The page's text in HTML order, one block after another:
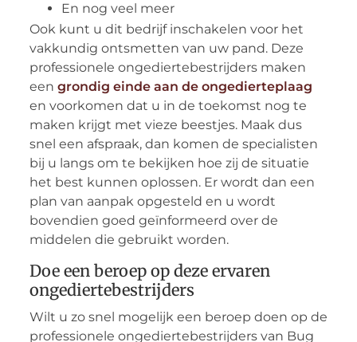
En nog veel meer
Ook kunt u dit bedrijf inschakelen voor het
vakkundig ontsmetten van uw pand. Deze
professionele ongediertebestrijders maken
een grondig einde aan de ongedierteplaag
en voorkomen dat u in de toekomst nog te
maken krijgt met vieze beestjes. Maak dus
snel een afspraak, dan komen de specialisten
bij u langs om te bekijken hoe zij de situatie
het best kunnen oplossen. Er wordt dan een
plan van aanpak opgesteld en u wordt
bovendien goed geïnformeerd over de
middelen die gebruikt worden.
Doe een beroep op deze ervaren
ongediertebestrijders
Wilt u zo snel mogelijk een beroep doen op de
professionele ongediertebestrijders van Bug